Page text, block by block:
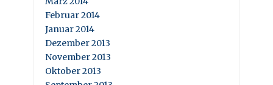
Februar 2014
Januar 2014
Dezember 2013
November 2013
Oktober 2013